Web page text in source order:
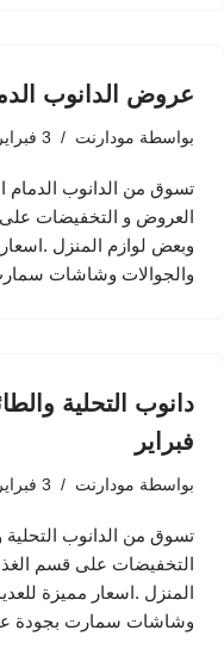
عروض الدانوب الدمام
بواسطة مودارنت 3 فبراير، 2023
تسوق من الدانوب الدمام
العروض و التخفيضات على
وبعض لوازم المنزل .اسعار
والجوالات وشاشات
فبراير
بواسطة مودارنت 3 فبراير، 2023
تسوق من الدانوب
التخفيضات على قسم
المنزل .اسعار مميزة
وشاشات سمارت بجودة